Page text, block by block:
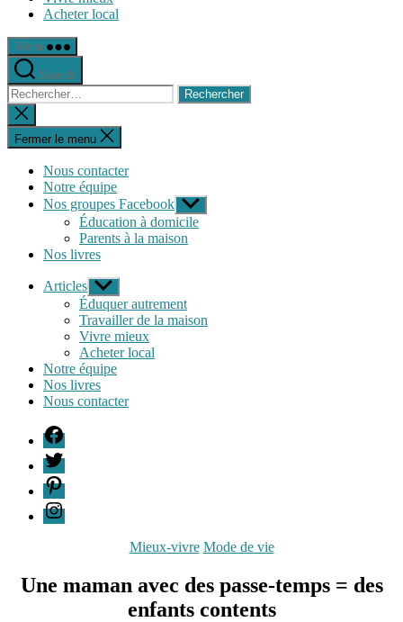
Acheter local
Menu
Search
Rechercher :
Fermer
la
recherche
Fermer le menu
Nous contacter
Notre équipe
Nos groupes Facebook Afficher
le
sous-
menu
Éducation à domicile
Parents à la maison
Nos livres
Articles Afficher
le
sous-
menu
Éduquer autrement
Travailler de la maison
Vivre mieux
Acheter local
Notre équipe
Nos livres
Nous contacter
F
T
P
I
Catégories
Mieux-vivre Mode de vie
Une maman avec des passe-temps = des
enfants contents